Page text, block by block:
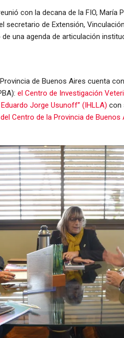
con la decana de la FIO, María
secretario de Extensión,
una agenda de articulación
de Buenos Aires cuenta
el Centro de Investigación
Jorge Usunoff” (IHLLA) con
Centro de la Provincia de Buenos